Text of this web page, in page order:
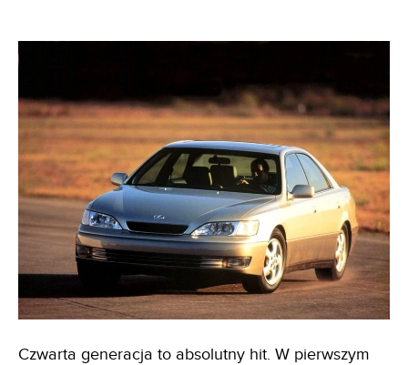
Czwarta generacja to absolutny hit. W pierwszym